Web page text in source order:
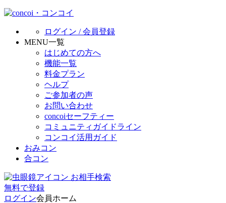
ログイン / 会員登録
MENU一覧
はじめての方へ
機能一覧
料金プラン
ヘルプ
ご参加者の声
お問い合わせ
concoiセーフティー
コミュニティガイドライン
コンコイ活用ガイド
おみコン
合コン
お相手検索
無料で登録
ログイン会員ホーム